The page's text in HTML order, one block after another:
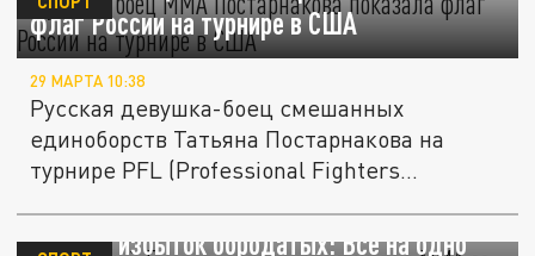
флаг России на турнире в США
29 МАРТА 10:38
Русская девушка-боец смешанных
единоборств Татьяна Постарнакова на
турнире PFL (Professional Fighters
Бородатый Емельяненко раскритиковал
MMА за избыток бородатых: Все на одно